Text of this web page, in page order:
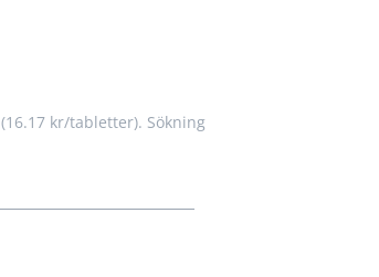
(16.17 kr/tabletter). Sökning